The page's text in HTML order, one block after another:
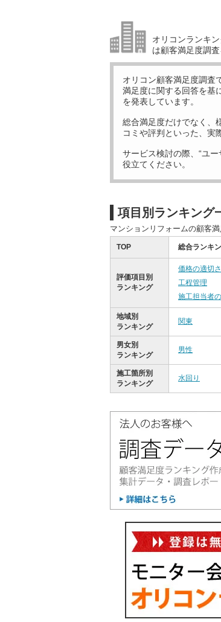
オリコンランキ
は顧客満足度調査
オリコン顧客満足度調査
満足度に関する回答を基
を発表しています。
総合満足度だけでなく、
コミや評判といった、実
サービス検討の際、“ユ
役立てください。
項目別ランキング
マンションリフォームの顧客
TOP 総合ランキ
評価項目別
ランキング
価格の適切さ
工程管理
施工担当者
地域別
ランキング
関東
男女別
ランキング
男性
施工箇所別
ランキング
水回り